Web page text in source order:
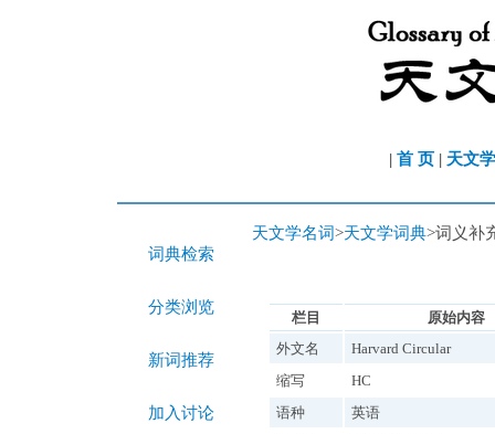
| 首 页 | 天文
词典检索
分类浏览
新词推荐
加入讨论
天文学名词>天文学词典>词义补
栏目
原始内容
外文名
Harvard Circular
缩写
HC
语种
英语